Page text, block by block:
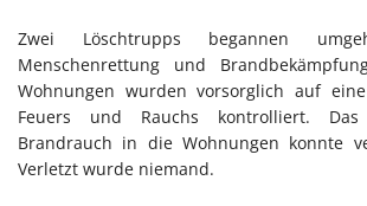
Zwei Löschtrupps begannen
Menschenrettung und
Wohnungen wurden vorsorglich auf
Feuers und Rauchs kontrolliert.
Brandrauch in die Wohnungen konnte
Verletzt wurde niemand.